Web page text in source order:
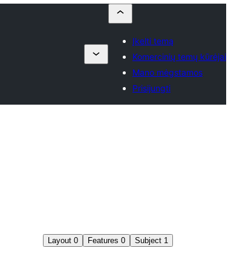
Įkelti temą
Komercinių temų kūrėjai
Mano mėgstamos
Prisijungti
Layout 0 Features 0 Subject 1